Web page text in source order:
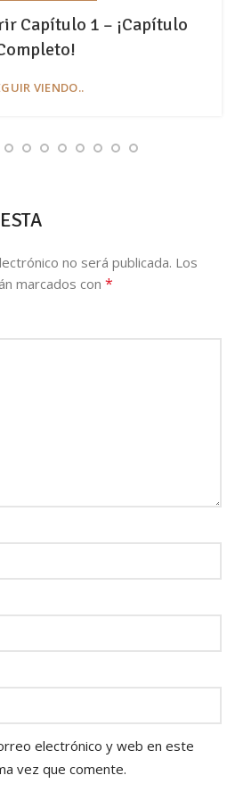
Capítulo 1 – ¡Capítulo
VIENDO..
no será publicada. Los
marcados con *
electrónico y web en este
vez que comente.